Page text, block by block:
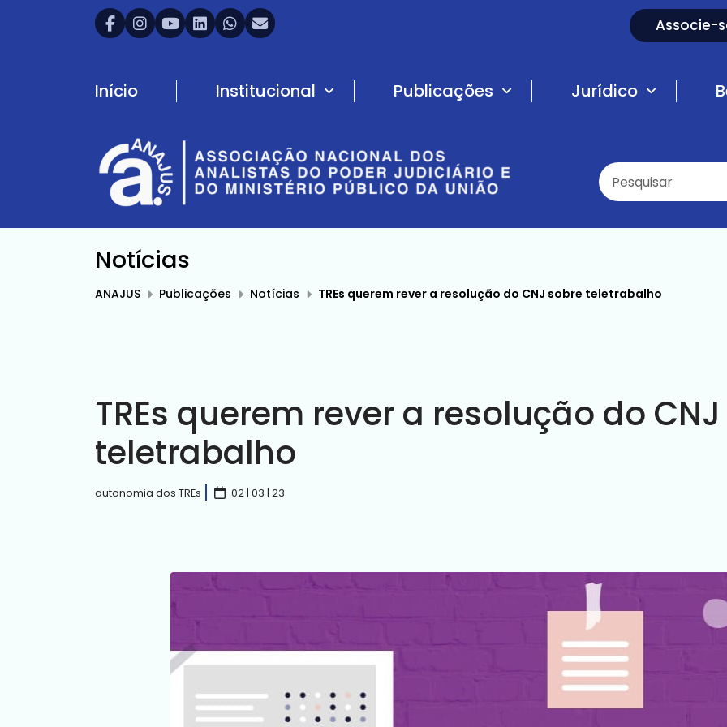
Associe-
Início Institucional Publicações Jurídico
Notícias
ANAJUS Publicações Notícias TREs querem rever a resolução do CNJ sobre teletrabalho
TREs querem rever a resolução do
teletrabalho
autonomia dos TREs 02 | 03 | 23